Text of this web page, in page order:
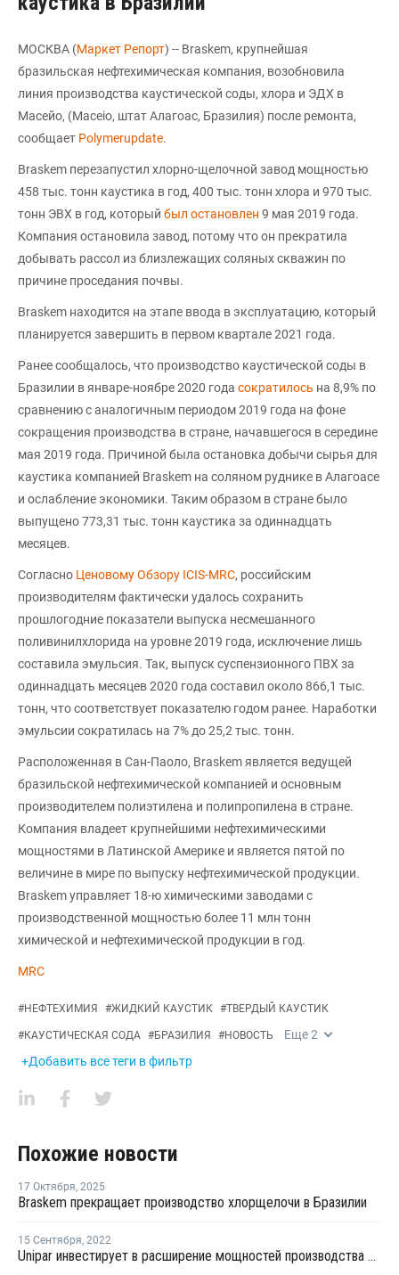
МОСКВА (Маркет Репорт) -- Braskem, крупнейшая
бразильская нефтехимическая компания, возобновила
линия производства каустической соды, хлора и ЭДХ в
Масейо, (Maceio, штат Алагоас, Бразилия) после ремонта,
сообщает Polymerupdate.
Braskem перезапустил хлорно-щелочной завод мощностью
458 тыс. тонн каустика в год, 400 тыс. тонн хлора и 970 тыс.
тонн ЭВХ в год, который был остановлен 9 мая 2019 года.
Компания остановила завод, потому что он прекратила
добывать рассол из близлежащих соляных скважин по
причине проседания почвы.
Braskem находится на этапе ввода в эксплуатацию, который
планируется завершить в первом квартале 2021 года.
Ранее сообщалось, что производство каустической соды в
Бразилии в январе-ноябре 2020 года сократилось на 8,9% по
сравнению с аналогичным периодом 2019 года на фоне
сокращения производства в стране, начавшегося в середине
мая 2019 года. Причиной была остановка добычи сырья для
каустика компанией Braskem на соляном руднике в Алагоасе
и ослабление экономики. Таким образом в стране было
выпущено 773,31 тыс. тонн каустика за одиннадцать
месяцев.
Согласно Ценовому Обзору ICIS-MRC, российским
производителям фактически удалось сохранить
прошлогодние показатели выпуска несмешанного
поливинилхлорида на уровне 2019 года, исключение лишь
составила эмульсия. Так, выпуск суспензионного ПВХ за
одиннадцать месяцев 2020 года составил около 866,1 тыс.
тонн, что соответствует показателю годом ранее. Наработки
эмульсии сократилась на 7% до 25,2 тыс. тонн.
Расположенная в Сан-Паоло, Braskem является ведущей
бразильской нефтехимической компанией и основным
производителем полиэтилена и полипропилена в стране.
Компания владеет крупнейшими нефтехимическими
мощностями в Латинской Америке и является пятой по
величине в мире по выпуску нефтехимической продукции.
Braskem управляет 18-ю химическими заводами с
производственной мощностью более 11 млн тонн
химической и нефтехимической продукции в год.
MRC
#НЕФТЕХИМИЯ #ЖИДКИЙ КАУСТИК #ТВЕРДЫЙ КАУСТИК
#КАУСТИЧЕСКАЯ СОДА #БРАЗИЛИЯ #НОВОСТЬ Еще2
+Добавить все теги в фильтр
Похожие новости
17 Октября, 2025
Braskem прекращает производство хлорщелочи в Бразилии
15 Сентября, 2022
Unipar инвестирует в расширение мощностей производства хлора и каустической соды в Бразилии